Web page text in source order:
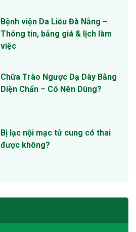
Bệnh viện Da Liễu Đà Nẵng –
Thông tin, bảng giá & lịch làm
việc
Chữa Trào Ngược Dạ Dày Bằng
Diện Chẩn – Có Nên Dùng?
Bị lạc nội mạc tử cung có thai
được không?